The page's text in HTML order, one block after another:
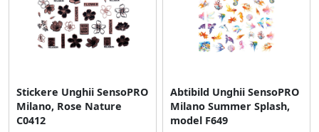
Stickere Unghii SensoPRO
Milano, Rose Nature
C0412
Abtibild Unghii SensoPRO
Milano Summer Splash,
model F649